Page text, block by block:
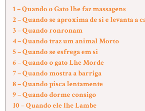
1 – Quando o Gato lhe faz massagens
2 – Quando se aproxima de si e levanta a
3 – Quando ronronam
4 – Quando traz um animal Morto
5 – Quando se esfrega em si
6 – Quando o gato Lhe Morde
7 – Quando mostra a barriga
8 – Quando pisca lentamente
9 – Quando dorme consigo
10 – Quando ele lhe Lambe